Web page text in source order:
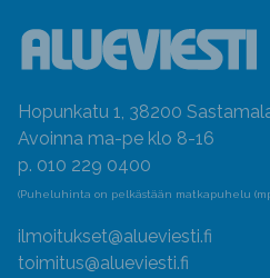
Hopunkatu 1, 38200
Avoinna ma-pe klo 8-16
p. 010 229 0400
(Puheluhinta on pelkästään matkapuhelu
ilmoitukset@alueviesti.fi
toimitus@alueviesti.fi